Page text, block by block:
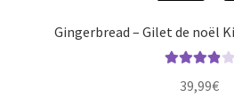
Gingerbread – Gilet de noël
sur 5
39,99€